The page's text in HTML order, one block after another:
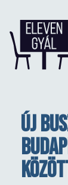
Új